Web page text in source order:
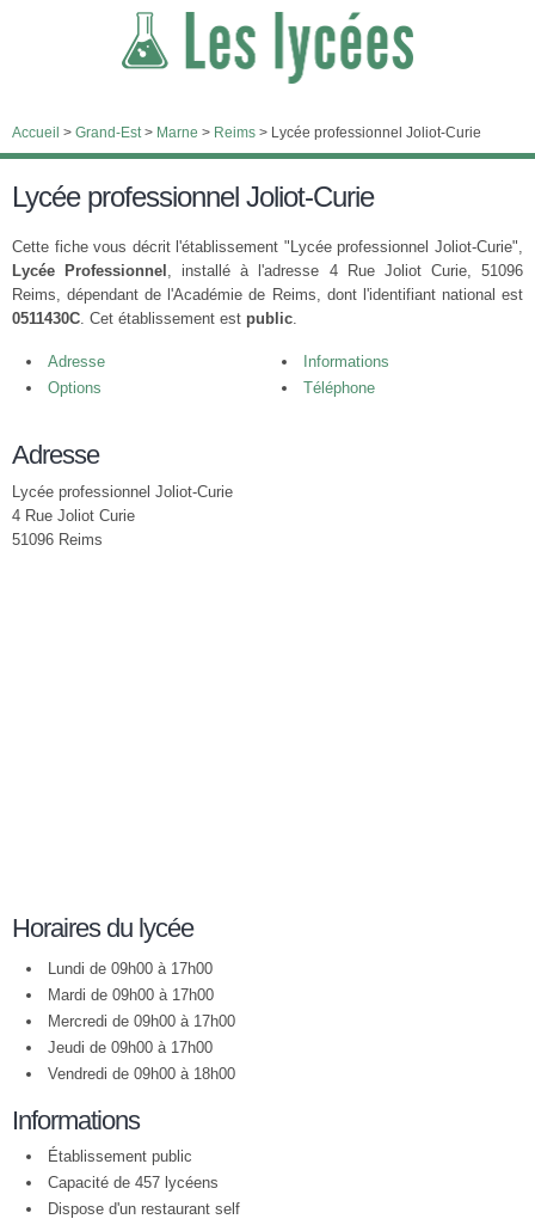
Accueil > Grand-Est> Marne > Reims > Lycée professionnel Joliot-Curie
Lycée professionnel Joliot-Curie
Cette fiche vous décrit l'établissement "Lycée professionnel Joliot-Curie",
Lycée Professionnel , installé à l'adresse 4 Rue Joliot Curie, 51096
Reims, dépendant de l'Académie de Reims, dont l'identifiant national est
0511430C. Cet établissement est public.
Adresse
Informations
Options
Téléphone
Adresse
Lycée professionnel Joliot-Curie
4 Rue Joliot Curie
51096 Reims
Horaires du lycée
Lundi de 09h00 à 17h00
Mardi de 09h00 à 17h00
Mercredi de 09h00 à 17h00
Jeudi de 09h00 à 17h00
Vendredi de 09h00 à 18h00
Informations
Établissement public
Capacité de 457 lycéens
Dispose d'un restaurant self